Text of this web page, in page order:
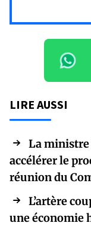
LIRE AUSSI
La ministre
accélérer le
réunion du
L’artère
une économie